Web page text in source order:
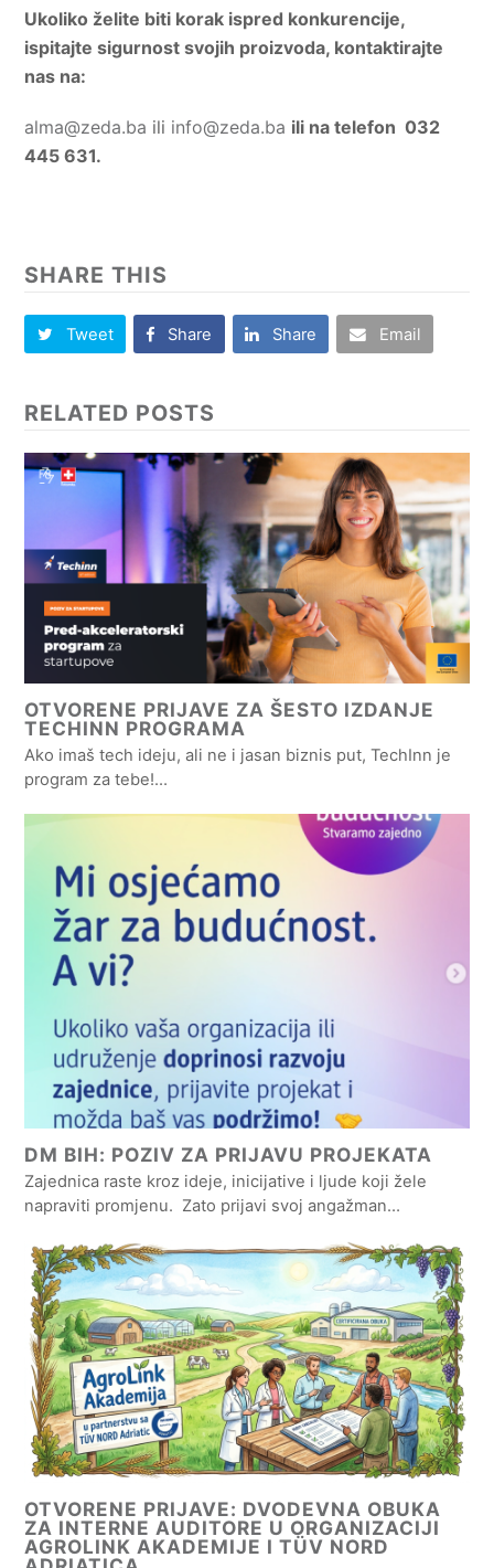
Ukoliko želite biti korak ispred konkurencije,
ispitajte sigurnost svojih proizvoda, kontaktirajte
nas na:
alma@zeda.ba ili info@zeda.ba ili na telefon 032
445 631.
SHARE THIS
Tweet Share Share Email
RELATED POSTS
OTVORENE PRIJAVE ZA ŠESTO IZDANJE
TECHINN PROGRAMA
Ako imaš tech ideju, ali ne i jasan biznis put, TechInn je
program za tebe!…
DM BIH: POZIV ZA PRIJAVU PROJEKATA
Zajednica raste kroz ideje, inicijative i ljude koji žele
napraviti promjenu. Zato prijavi svoj angažman…
OTVORENE PRIJAVE: DVODEVNA OBUKA
ZA INTERNE AUDITORE U ORGANIZACIJI
AGROLINK AKADEMIJE I TÜV NORD